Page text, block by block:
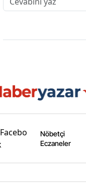
Nöbetçi
Eczaneler